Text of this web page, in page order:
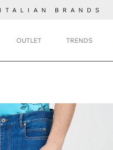
BRANDS
OUTLET TRENDS